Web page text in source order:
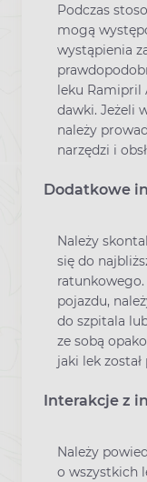
Podczas
mogą
wystąpienia
leku Ramipril
dawki. Jeżeli
należy
narzędzi i
Dodatkowe
Należy
się do
pojazdu,
do szpitala
ze sobą
jaki lek
Interakcje z
Należy
o wszystkich